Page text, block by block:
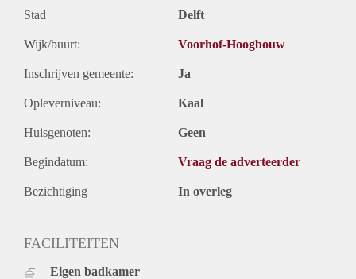
Stad Delft
Wijk/buurt: Voorhof-Hoogbouw
Inschrijven gemeente: Ja
Opleverniveau: Kaal
Huisgenoten: Geen
Begindatum: Vraag de adverteerder
Bezichtiging In overleg
FACILITEITEN
Eigen badkamer